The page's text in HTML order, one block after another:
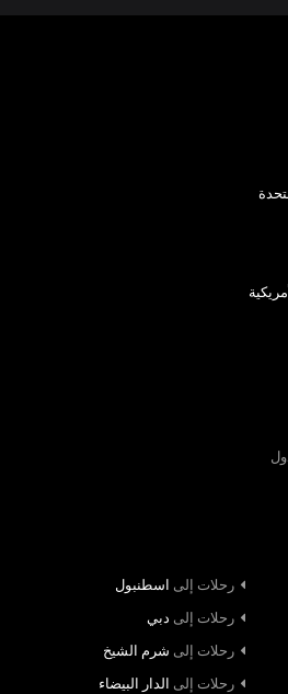
رحلات إلى اسطنبول
رحلات إلى دبي
رحلات إلى شرم الشيخ
رحلات إلى الدار البيضاء